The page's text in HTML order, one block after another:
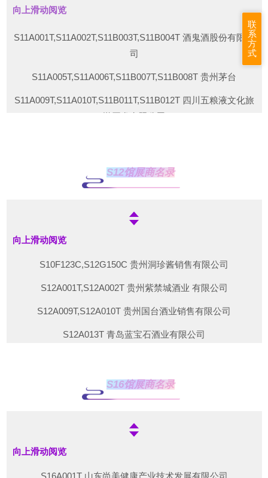
S10B018T 贵州中鉴酒业集团有限公司
S10B022T 宝丰酒业有限公司
S10B025T,S10B026T 贵州省仁怀市国宝酒业有限公司
S10B029T 廊坊市百盛康博商贸有限公司
S10C023T,S10C024T 黔国酒业
S10C031T,S10C032T 那么美（天津）国际贸易有限公司
S10C033T 安徽伍陆玖科技有限公司
S10C034T,S10D036T 杭州佩伦贸易有限公司
S10C037T 贵州酱香领秀酿酒股份有限公司
S10C038T 贵州巨岭酒业有限公司
S10C041T 中碱酒业
S10C045T 山东德道酒业有限公司
S10C046T,S10D047T,S10D048T 山东德道酒业
S10D039T,S10D040T 保定市*粮商贸有限公司
S10D043T 北京二锅头酒业股份有限公司
S10D049T 河北邯郸丛台酒业股份有限公司
向上滑动阅览
S11A001T,S11A002T,S11B003T,S11B004T 酒鬼酒股份有限公
司
S11A005T,S11A006T,S11B007T,S11B008T 贵州茅台
S11A009T,S11A010T,S11B011T,S11B012T 四川五粮液文化旅
游开发有限公司
S11B017T,S11B018T 北京华都酒业营销有限公司
有限公司
S11B025T 四川省绵阳市丰谷酒业有限责任公司
S11B029T 贵州省仁怀市茅台镇倚天酒业有限公司
S11C019T 四川舍王酒业有限公司
S11C020T 河南君子酒业有限公司
S11C031T,S11C032T 山西杏花村汾杏酒厂股份有限公司
S11D035T,S10D035T 北京天封营销管理有限公司
有限公司
S12馆展商名录
向上滑动阅览
S10F123C,S12G150C 贵州洞珍酱销售有限公司
S12A001T,S12A002T 贵州紫禁城酒业 有限公司
S12A009T,S12A010T 贵州国台酒业销售有限公司
S12A013T 青岛蓝宝石酒业有限公司
S12A068C 贵州省金沙县回山酒业有限公司
S12B003T,S12B004T 贵州金沙古酒酒业有限公司
S12B011T,S12B012T 贵州省藏酿院酒业有限公司
S12B014T 贵州华髓酒业有限公司
S16馆展商名录
向上滑动阅览
S16A001T 山东尚美健康产业技术发展有限公司
联
系
方
式